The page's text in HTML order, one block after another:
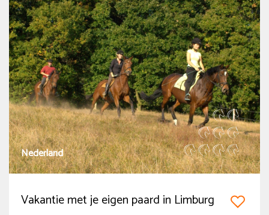
Nederland
Vakantie met je eigen paard in Limburg